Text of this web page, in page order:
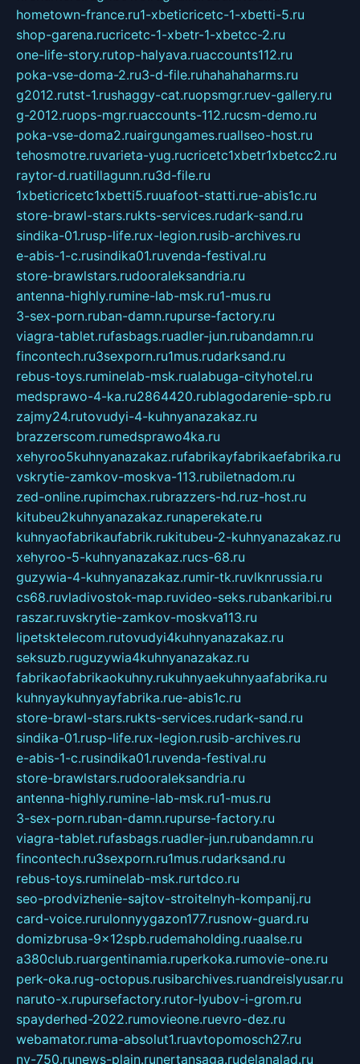
hometown-france.ru1-xbeticricetc-1-xbetti-5.ru
shop-garena.rucricetc-1-xbetr-1-xbetcc-2.ru
one-life-story.rutop-halyava.ruaccounts112.ru
poka-vse-doma-2.ru3-d-file.ruhahahaharms.ru
g2012.rutst-1.rushaggy-cat.ruopsmgr.ruev-gallery.ru
g-2012.ruops-mgr.ruaccounts-112.rucsm-demo.ru
poka-vse-doma2.ruairgungames.ruallseo-host.ru
tehosmotre.ruvarieta-yug.rucricetc1xbetr1xbetcc2.ru
raytor-d.ruatillagunn.ru3d-file.ru
1xbeticricetc1xbetti5.ruuafoot-statti.rue-abis1c.ru
store-brawl-stars.rukts-services.rudark-sand.ru
sindika-01.rusp-life.rux-legion.rusib-archives.ru
e-abis-1-c.rusindika01.ruvenda-festival.ru
store-brawlstars.rudooraleksandria.ru
antenna-highly.rumine-lab-msk.ru1-mus.ru
3-sex-porn.ruban-damn.rupurse-factory.ru
viagra-tablet.rufasbags.ruadler-jun.rubandamn.ru
fincontech.ru3sexporn.ru1mus.rudarksand.ru
rebus-toys.ruminelab-msk.rualabuga-cityhotel.ru
medsprawo-4-ka.ru2864420.rublagodarenie-spb.ru
zajmy24.rutovudyi-4-kuhnyanazakaz.ru
brazzerscom.rumedsprawo4ka.ru
xehyroo5kuhnyanazakaz.rufabrikayfabrikaefabrika.ru
vskrytie-zamkov-moskva-113.rubiletnadom.ru
zed-online.rupimchax.rubrazzers-hd.ruz-host.ru
kitubeu2kuhnyanazakaz.runaperekate.ru
kuhnyaofabrikaufabrik.rukitubeu-2-kuhnyanazakaz.ru
xehyroo-5-kuhnyanazakaz.rucs-68.ru
guzywia-4-kuhnyanazakaz.rumir-tk.ruvlknrussia.ru
cs68.ruvladivostok-map.ruvideo-seks.rubankaribi.ru
raszar.ruvskrytie-zamkov-moskva113.ru
lipetsktelecom.rutovudyi4kuhnyanazakaz.ru
seksuzb.ruguzywia4kuhnyanazakaz.ru
fabrikaofabrikaokuhny.rukuhnyaekuhnyaafabrika.ru
kuhnyaykuhnyayfabrika.rue-abis1c.ru
store-brawl-stars.rukts-services.rudark-sand.ru
sindika-01.rusp-life.rux-legion.rusib-archives.ru
e-abis-1-c.rusindika01.ruvenda-festival.ru
store-brawlstars.rudooraleksandria.ru
antenna-highly.rumine-lab-msk.ru1-mus.ru
3-sex-porn.ruban-damn.rupurse-factory.ru
viagra-tablet.rufasbags.ruadler-jun.rubandamn.ru
fincontech.ru3sexporn.ru1mus.rudarksand.ru
rebus-toys.ruminelab-msk.rurtdco.ru
seo-prodvizhenie-sajtov-stroitelnyh-kompanij.ru
card-voice.rurulonnyygazon177.rusnow-guard.ru
domizbrusa-9x12spb.rudemaholding.ruaalse.ru
a380club.ruargentinamia.ruperkoka.rumovie-one.ru
perk-oka.rug-octopus.rusibarchives.ruandreislyusar.ru
naruto-x.rupursefactory.rutor-lyubov-i-grom.ru
spayderhed-2022.rumovieone.ruevro-dez.ru
webamator.ruma-absolut1.ruavtopomosch27.ru
nv-750.runews-plain.runertansaga.rudelanalad.ru